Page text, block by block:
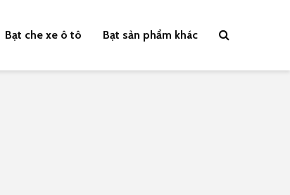
Bạt che xe ô tô Bạt sản phẩm khác